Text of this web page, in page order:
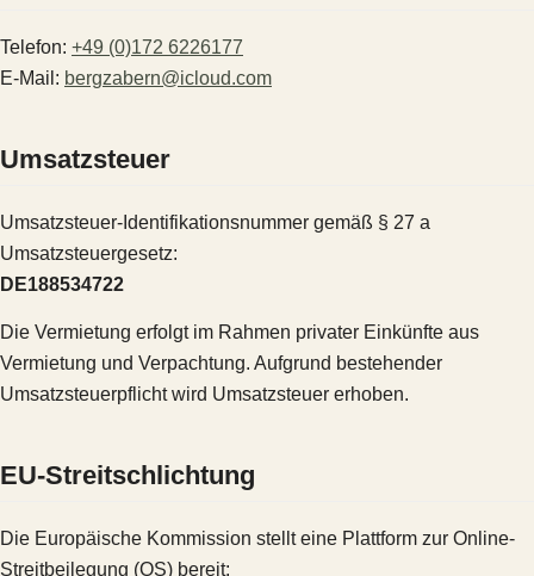
Telefon: +49 (0)172 6226177
E-Mail: bergzabern@icloud.com
Umsatzsteuer
Umsatzsteuer-Identifikationsnummer gemäß § 27 a
Umsatzsteuergesetz:
DE188534722
Die Vermietung erfolgt im Rahmen privater Einkünfte aus
Vermietung und Verpachtung. Aufgrund bestehender
Umsatzsteuerpflicht wird Umsatzsteuer erhoben.
EU-Streitschlichtung
Die Europäische Kommission stellt eine Plattform zur Online-
Streitbeilegung (OS) bereit: